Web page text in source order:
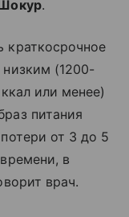
.
краткосрочное
(1200-
или менее)
питания
от 3 до 5
в
врач.